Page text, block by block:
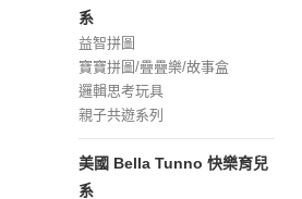
系
益智拼圖
寶寶拼圖/疊疊樂/故事盒
邏輯思考玩具
親子共遊系列
美國 Bella Tunno 快樂育兒
系